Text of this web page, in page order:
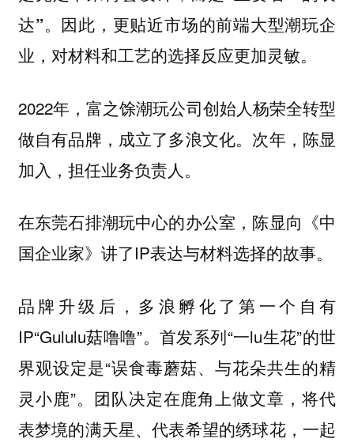
达”。 因此，更贴近市场的前端大型潮玩企
业，对材料和工艺的选择反应更加灵敏。
2022年，富之馀潮玩公司创始人杨荣全转型
做自有品牌，成立了多浪文化。次年，陈显
加入，担任业务负责人。
在东莞石排潮玩中心的办公室，陈显向《中
国企业家》讲了IP表达与材料选择的故事。
品牌升级后，多浪孵化了第一个自有
IP“Gululu菇噜噜”。首发系列“一lu生花”的世
界观设定是“误食毒蘑菇、与花朵共生的精
灵小鹿”。团队决定在鹿角上做文章，将代
表梦境的满天星、代表希望的绣球花，一起